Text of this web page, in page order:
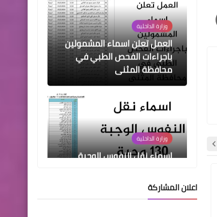
العمل تعلن اسماء المشمولين
باجراءات الفحص الطبي في
محافظة المثنى
وزارة الداخلية
اسماء نقل النفوس الوجبة
130 وجبة جديدة
اعلان المشاركة